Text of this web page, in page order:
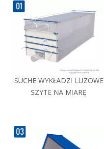
SUCHE WYKŁADZI LUZOWE
SZYTE NA MIARĘ